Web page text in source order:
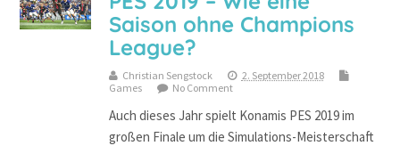
Saison ohne Champions
League?
Christian Sengstock
2. September 2018
Games
No Comment
Auch dieses Jahr spielt Konamis PES 2019 im
großen Finale um die Simulations-Meisterschaft